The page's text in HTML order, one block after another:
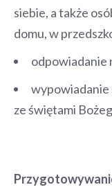
siebie, a także
domu, w
odpowiadanie
wypowiadanie
ze świętami